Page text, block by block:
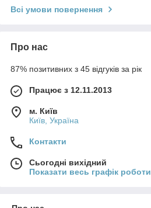
Всі умови повернення
Про нас
87% позитивних з 45 відгуків за рік
Працює з 12.11.2013
м. Київ
Київ, Україна
Контакти
Сьогодні вихідний
Показати весь графік роботи